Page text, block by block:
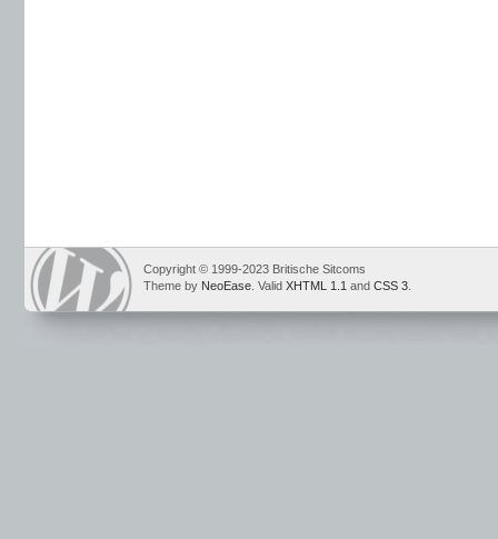
Copyright © 1999-2023 Britische Sitcoms
Theme by NeoEase . Valid XHTML 1.1 and CSS 3